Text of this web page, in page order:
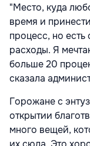
"Место, куда
время и
процесс, но
расходы. Я
больше 20
сказала
Горожане с
открытии
много вещей,